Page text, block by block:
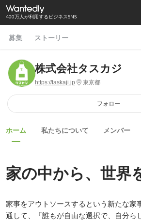
400万人が利用するビジネスSNS
募集 ストーリー
株式会社タスカジ
https://taskaji.jp 東京都
フォロー
ホーム 私たちについて メンバー
家の中から、世界
家事をアウトソースするという新たな家
通して、『誰もが自由な選択で、自分ら